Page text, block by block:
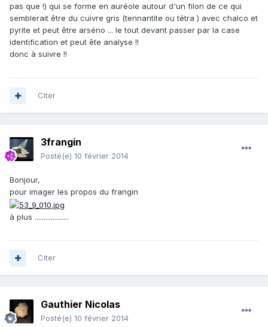
pas que !) qui se forme en auréole autour d'un filon de ce qui
semblerait être du cuivre gris (tennantite ou tétra ) avec chalco et
pyrite et peut être arséno ... le tout devant passer par la case
identification et peut ête analyse !!
donc à suivre !!
Citer
3frangin
Posté(e) 10 février 2014
Bonjour,
pour imager les propos du frangin
à plus ...................
Citer
Gauthier Nicolas
Posté(e) 10 février 2014